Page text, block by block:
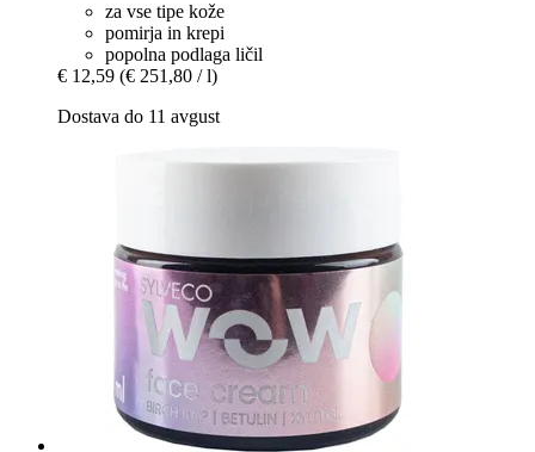
za vse tipe kože
pomirja in krepi
popolna podlaga ličil
€ 12,59 (€ 251,80 / l)
Dostava do 11 avgust